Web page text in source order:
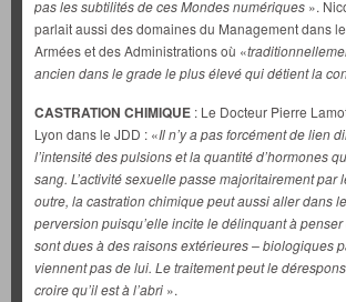
pas les subtilités de ces Mondes numériques ».
parlait aussi des domaines du Management dans
Armées et des Administrations où «
ancien dans le grade le plus élevé qui détient la
CASTRATION CHIMIQUE : Le Docteur Pierre
Lyon dans le JDD : «Il n’y a pas forcément de lien
l’intensité des pulsions et la quantité d’hormones
sang. L’activité sexuelle passe majoritairement par
outre, la castration chimique peut aussi aller dans
perversion puisqu’elle incite le délinquant à
sont dues à des raisons extérieures – biologiques
viennent pas de lui. Le traitement peut le
croire qu’il est à l’abri ».